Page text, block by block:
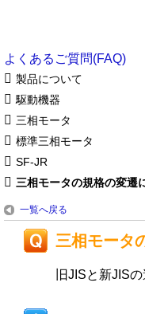
よくあるご質問(FAQ)
製品について
駆動機器
三相モータ
標準三相モータ
SF-JR
三相モータの規格の変遷
一覧へ戻る
三相モータ
旧JISと新JIS